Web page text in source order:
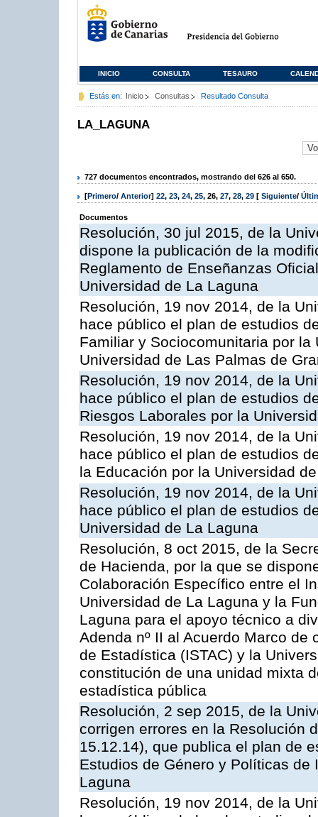
INICIO CONSULTA TESAURO
Estás en: Inicio Consultas Resultado Consulta
LA_LAGUNA
727 documentos encontrados, mostrando del 626 al 650.
[Primero/ Anterior] 22, 23, 24, 25, 26, 27, 28, 29 [ Siguiente/
Documentos
Resolución, 30 jul 2015, de la
dispone la publicación de la
Reglamento de Enseñanzas
Universidad de La Laguna
Resolución, 19 nov 2014, de la
hace público el plan de estudios
Familiar y Sociocomunitaria por
Universidad de Las Palmas de
Resolución, 19 nov 2014, de la
hace público el plan de estudios
Riesgos Laborales por la
Resolución, 19 nov 2014, de la
hace público el plan de estudios
la Educación por la Universidad
Resolución, 19 nov 2014, de la
hace público el plan de estudios
Universidad de La Laguna
Resolución, 8 oct 2015, de la
de Hacienda, por la que se
Colaboración Específico entre el
Universidad de La Laguna y la
Laguna para el apoyo técnico a
Adenda nº II al Acuerdo Marco
de Estadística (ISTAC) y la
constitución de una unidad mixta
estadística pública
Resolución, 2 sep 2015, de la
corrigen errores en la Resolución
15.12.14), que publica el plan de
Estudios de Género y Políticas
Laguna
Resolución, 19 nov 2014, de la